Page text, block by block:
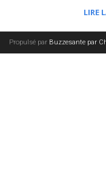
LIRE
Propulsé par Buzzesante par